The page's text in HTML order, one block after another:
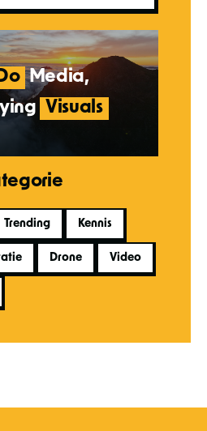
Media,
Visuals
Trending Kennis
Drone Video